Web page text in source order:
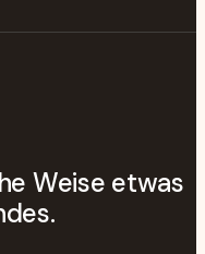
Weise etwas